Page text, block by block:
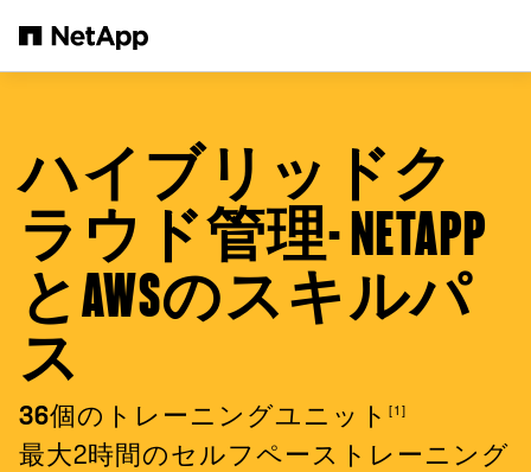
ハイブリッドク
ラウド管理- NETAPP
とAWSのスキルパ
ス
36個のトレーニングユニット [1]
最大2時間のセルフペーストレーニング